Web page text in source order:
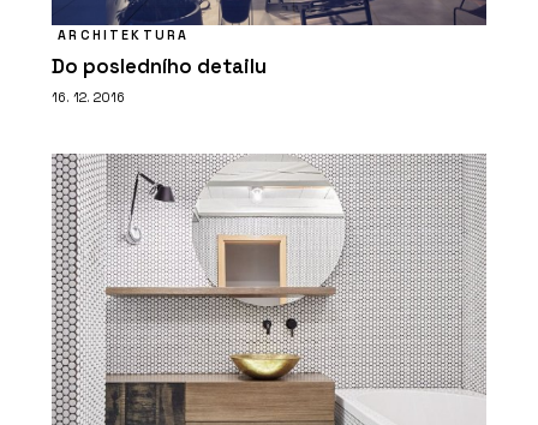
ARCHITEKTURA
Do posledního detailu
16. 12. 2016